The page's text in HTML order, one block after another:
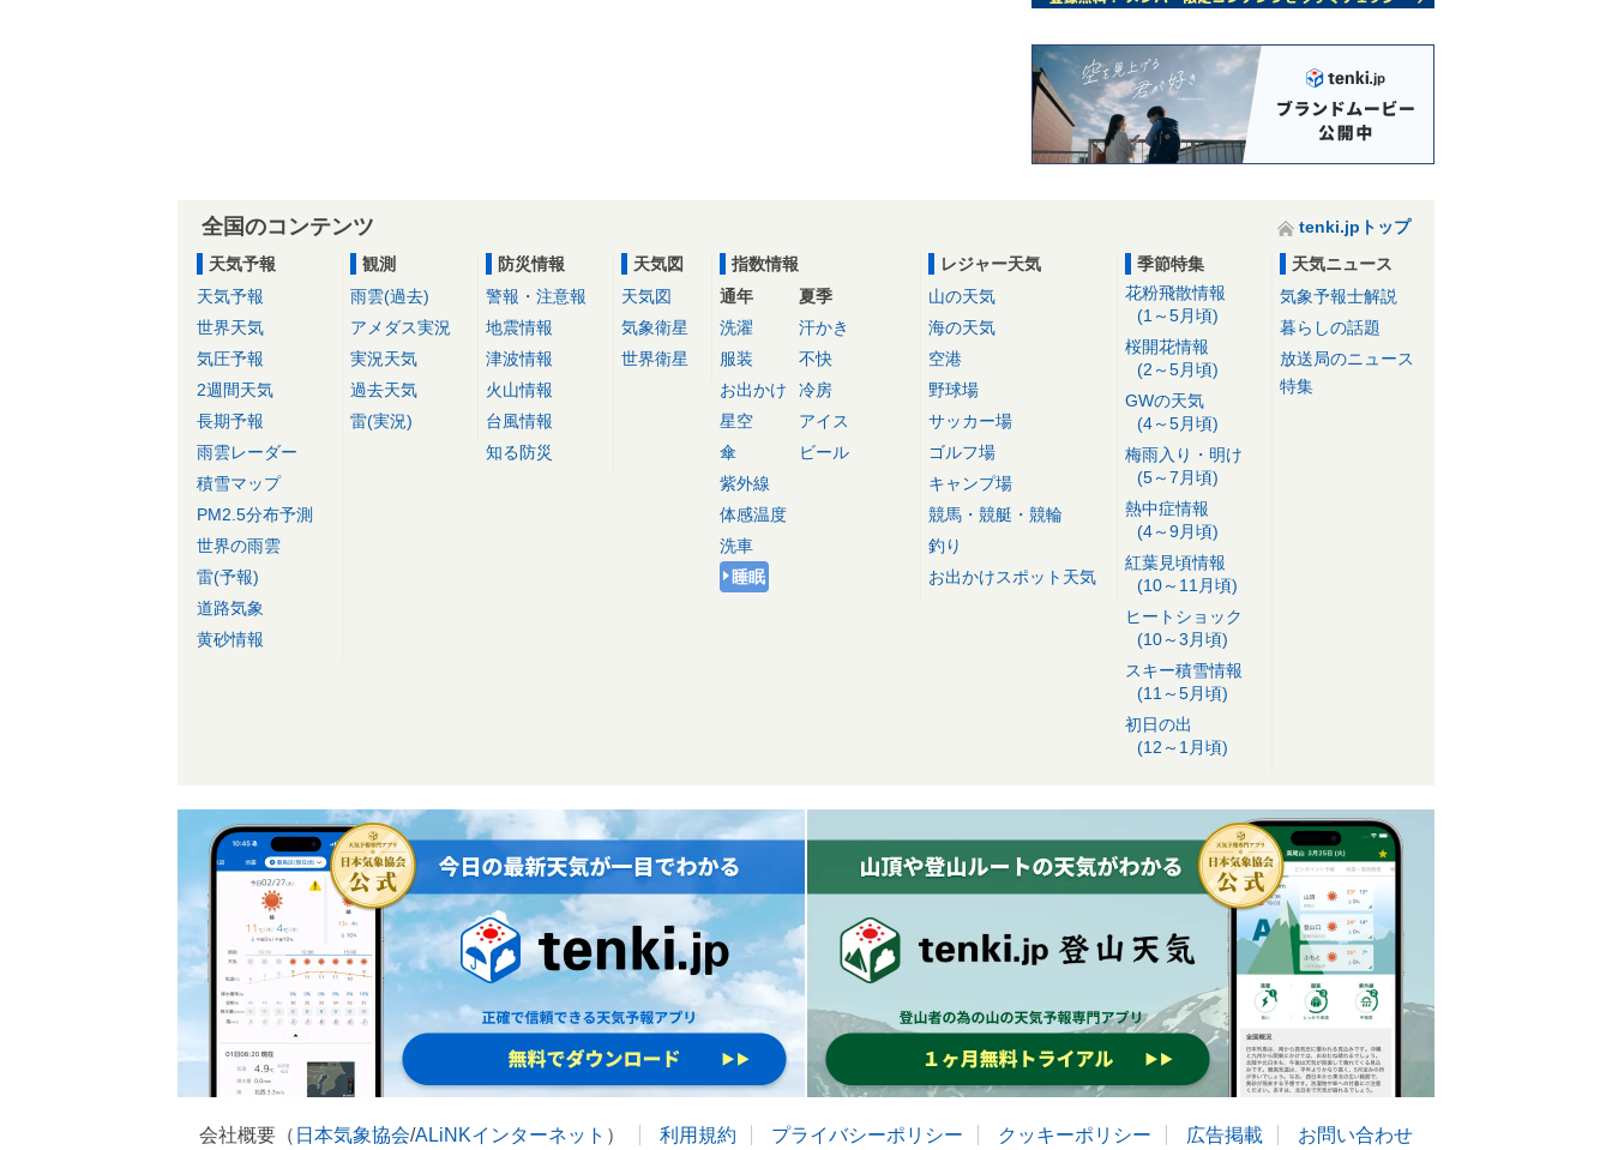
全国のコンテンツ
tenki.jpトップ
天気予報
天気予報
世界天気
気圧予報
2週間天気
長期予報
雨雲レーダー
積雪マップ
PM2.5分布予測
世界の雨雲
雷(予報)
道路気象
黄砂情報
観測
雨雲(過去)
アメダス実況
実況天気
過去天気
雷(実況)
防災情報
警報・注意報
地震情報
津波情報
火山情報
台風情報
知る防災
天気図
天気図
気象衛星
世界衛星
指数情報
通年
洗濯
服装
お出かけ
星空
傘
紫外線
体感温度
洗車
睡眠
夏季
汗かき
不快
冷房
アイス
ビール
レジャー天気
山の天気
海の天気
空港
野球場
サッカー場
ゴルフ場
キャンプ場
競馬・競艇・競輪
釣り
お出かけスポット天気
季節特集
花粉飛散情報
(1～5月頃)
桜開花情報
(2～5月頃)
GWの天気
(4～5月頃)
梅雨入り・明け
(5～7月頃)
熱中症情報
(4～9月頃)
紅葉見頃情報
(10～11月頃)
ヒートショック
(10～3月頃)
スキー積雪情報
(11～5月頃)
初日の出
(12～1月頃)
天気ニュース
気象予報士解説
暮らしの話題
放送局のニュース
特集
会社概要（ 日本気象協会/ALiNKインターネット ） 利用規約 プライバシーポリシー クッキーポリシー 広告掲載 お問い合わせ